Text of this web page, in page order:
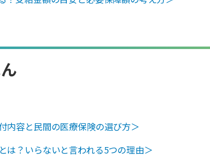
内容と民間の医療保険の選び方＞
は？いらないと言われる5つの理由＞